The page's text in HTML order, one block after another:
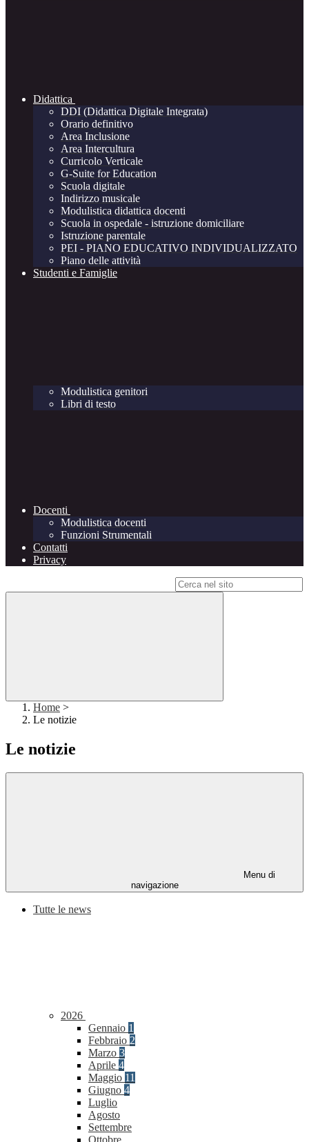
Didattica
DDI (Didattica Digitale Integrata)
Orario definitivo
Area Inclusione
Area Intercultura
Curricolo Verticale
G-Suite for Education
Scuola digitale
Indirizzo musicale
Modulistica didattica docenti
Scuola in ospedale - istruzione domiciliare
Istruzione parentale
PEI - PIANO EDUCATIVO INDIVIDUALIZZATO
Piano delle attività
Studenti e Famiglie
Modulistica genitori
Libri di testo
Docenti
Modulistica docenti
Funzioni Strumentali
Contatti
Privacy
Home >
Le notizie
Le notizie
Menu di
navigazione
Tutte le news
2026
Gennaio 1
Febbraio 2
Marzo 3
Aprile 4
Maggio 11
Giugno 4
Luglio
Agosto
Settembre